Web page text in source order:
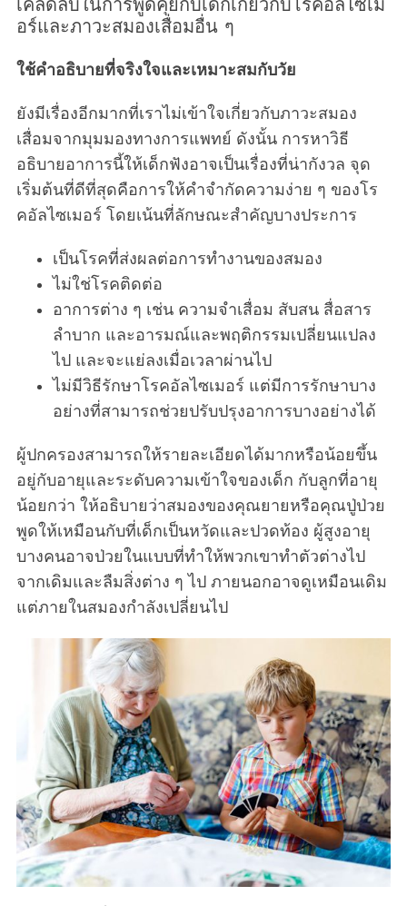
เคล็ดลับในการพูดคุยกับเด็กเกี่ยวกับโรคอัลไซเม
อร์และภาวะสมองเสื่อมอื่น ๆ
ใช้คำอธิบายที่จริงใจและเหมาะสมกับวัย
ยังมีเรื่องอีกมากที่เราไม่เข้าใจเกี่ยวกับภาวะสมอง
เสื่อมจากมุมมองทางการแพทย์ ดังนั้น การหาวิธี
อธิบายอาการนี้ให้เด็กฟังอาจเป็นเรื่องที่น่ากังวล จุด
เริ่มต้นที่ดีที่สุดคือการให้คำจำกัดความง่าย ๆ ของโร
คอัลไซเมอร์ โดยเน้นที่ลักษณะสำคัญบางประการ
เป็นโรคที่ส่งผลต่อการทำงานของสมอง
ไม่ใช่โรคติดต่อ
อาการต่าง ๆ เช่น ความจำเสื่อม สับสน สื่อสาร
ลำบาก และอารมณ์และพฤติกรรมเปลี่ยนแปลง
ไป และจะแย่ลงเมื่อเวลาผ่านไป
ไม่มีวิธีรักษาโรคอัลไซเมอร์ แต่มีการรักษาบาง
อย่างที่สามารถช่วยปรับปรุงอาการบางอย่างได้
ผู้ปกครองสามารถให้รายละเอียดได้มากหรือน้อยขึ้น
อยู่กับอายุและระดับความเข้าใจของเด็ก กับลูกที่อายุ
น้อยกว่า ให้อธิบายว่าสมองของคุณยายหรือคุณปู่ป่วย
พูดให้เหมือนกับที่เด็กเป็นหวัดและปวดท้อง ผู้สูงอายุ
บางคนอาจป่วยในแบบที่ทำให้พวกเขาทำตัวต่างไป
จากเดิมและลืมสิ่งต่าง ๆ ไป ภายนอกอาจดูเหมือนเดิม
แต่ภายในสมองกำลังเปลี่ยนไป